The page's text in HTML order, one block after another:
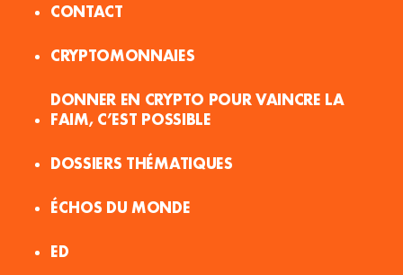
CONTACT
CRYPTOMONNAIES
DONNER EN CRYPTO POUR VAINCRE LA
FAIM, C’EST POSSIBLE
DOSSIERS THÉMATIQUES
ÉCHOS DU MONDE
ED